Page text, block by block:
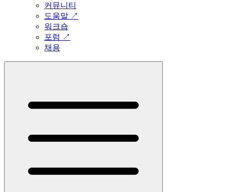
커뮤니티
도움말 ↗
워크숍
포럼 ↗
채용